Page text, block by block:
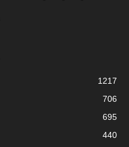
1217
706
695
440